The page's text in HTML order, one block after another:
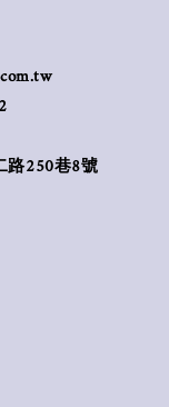
路250巷8號